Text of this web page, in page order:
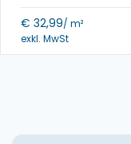
€ 32,99/ m²
exkl. MwSt